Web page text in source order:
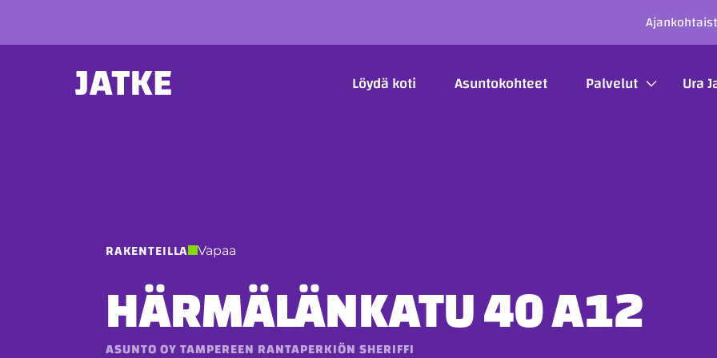
PÄÄVALIKKO
Löydä koti Asuntokohteet Palvelut Ura
RAKENTEILLA Vapaa
HÄRMÄLÄNKATU 40 A12
ASUNTO OY TAMPEREEN RANTAPERKIÖN SHERIFFI